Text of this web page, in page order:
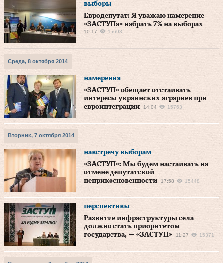
выборы
Евродепутат: Я уважаю намерение
«ЗАСТУПа» набрать 7% на выборах
10:17 15693
Среда, 8 октября 2014
намерения
«ЗАСТУП» обещает отстаивать
интересы украинских аграриев при
евроинтеграции
14:04 15763
Вторник, 7 октября 2014
навстречу выборам
«ЗАСТУП»: Мы будем настаивать на
отмене депутатской
неприкосновенности
17:58 15448
перспективы
Развитие инфраструктуры села
должно стать приоритетом
государства, — «ЗАСТУП»
11:27 15371